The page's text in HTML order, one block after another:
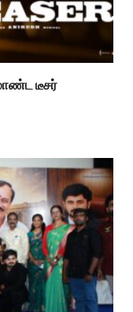
டீசர்